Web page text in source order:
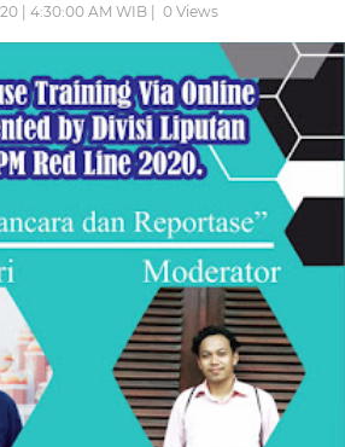
| 4:30:00 AM WIB | 0 Views